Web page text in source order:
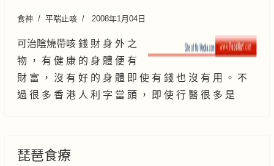
食神 平喘止咳 2008年1月04日
可治陰燒帶咳 錢 財 身 外 之
物 ， 有 健 康 的 身 體 便 有
財 富 ， 沒 有 好 的 身 體 即 使 有 錢 也 沒 有 用 。 不
過 很 多 香 港 人 利 字 當 頭 ， 即 使 行 醫 很 多 是
琵琶食療